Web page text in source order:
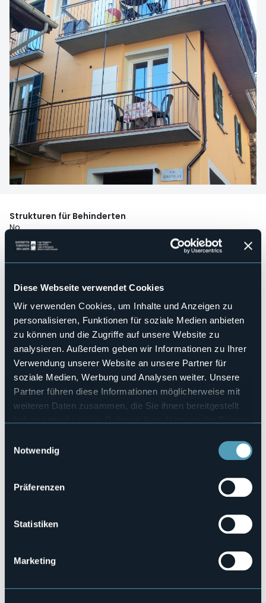
Diese Webseite verwendet Cookies
Wir verwenden Cookies, um Inhalte und Anzeigen zu
personalisieren, Funktionen für soziale Medien anbieten
zu können und die Zugriffe auf unsere Website zu
analysieren. Außerdem geben wir Informationen zu Ihrer
Verwendung unserer Website an unsere Partner für
soziale Medien, Werbung und Analysen weiter. Unsere
Partner führen diese Informationen möglicherweise mit
weiteren Daten zusammen, die Sie ihnen bereitgestellt
Notwendig
Präferenzen
Statistiken
Marketing
Strukturen für Behinderten
No
Wellness
No
No
Haustiere erlaubt
No
Anzahl der Zimmer
Anzahl der Betten
4
E-mail
carlomagno2001@live.it
+39 389 1857460
Via del Portico, 6, Carciano